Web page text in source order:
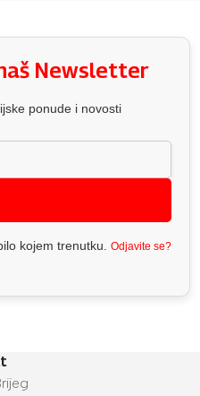
Newsletter
ponude i novosti
kojem trenutku. Odjavite se?